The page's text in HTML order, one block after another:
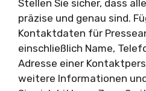
Stellen Sie sicher, dass
präzise und genau sind.
Kontaktdaten für
einschließlich Name,
Adresse einer
weitere Informationen